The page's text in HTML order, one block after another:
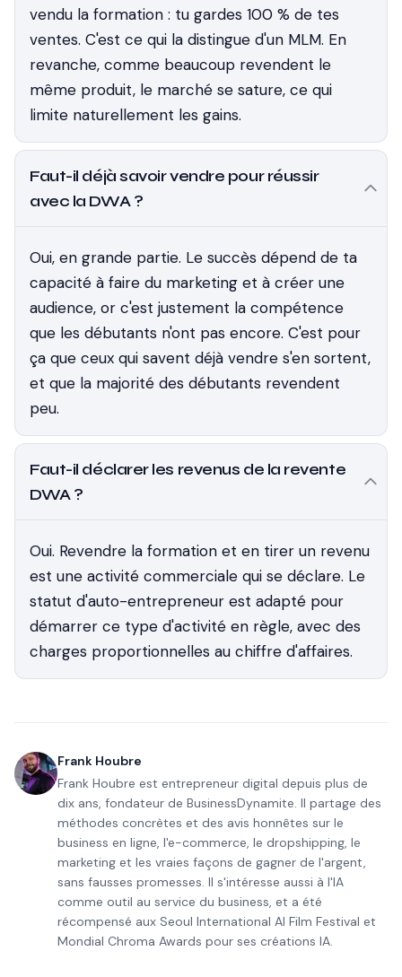
vendu la formation : tu gardes 100 % de tes
ventes. C'est ce qui la distingue d'un MLM. En
revanche, comme beaucoup revendent le
même produit, le marché se sature, ce qui
limite naturellement les gains.
Faut-il déjà savoir vendre pour réussir
avec la DWA ?
Oui, en grande partie. Le succès dépend de ta
capacité à faire du marketing et à créer une
audience, or c'est justement la compétence
que les débutants n'ont pas encore. C'est pour
ça que ceux qui savent déjà vendre s'en sortent,
et que la majorité des débutants revendent
peu.
Faut-il déclarer les revenus de la revente
DWA ?
Oui. Revendre la formation et en tirer un revenu
est une activité commerciale qui se déclare. Le
statut d'auto-entrepreneur est adapté pour
démarrer ce type d'activité en règle, avec des
charges proportionnelles au chiffre d'affaires.
Frank Houbre
Frank Houbre est entrepreneur digital depuis plus de
dix ans, fondateur de BusinessDynamite. Il partage des
méthodes concrètes et des avis honnêtes sur le
business en ligne, l'e-commerce, le dropshipping, le
marketing et les vraies façons de gagner de l'argent,
sans fausses promesses. Il s'intéresse aussi à l'IA
comme outil au service du business, et a été
récompensé aux Seoul International AI Film Festival et
Mondial Chroma Awards pour ses créations IA.